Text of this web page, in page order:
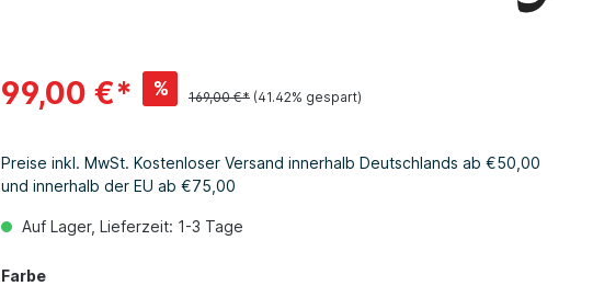
99,00 €* % 169,00 €* (41.42% gespart)
Preise inkl. MwSt. Kostenloser Versand innerhalb Deutschlands ab €50,00
und innerhalb der EU ab €75,00
Auf Lager, Lieferzeit: 1-3 Tage
Farbe